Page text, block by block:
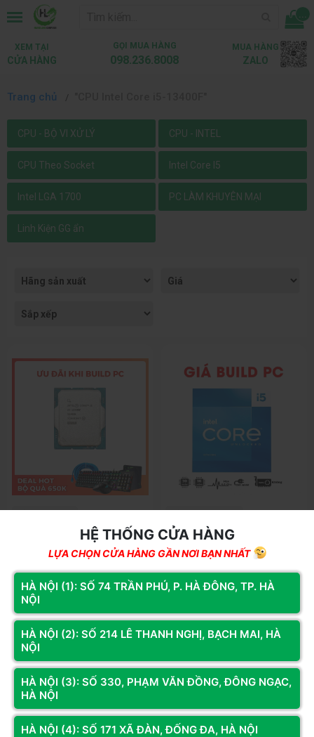
...
XEM TẠI
CỬA HÀNG
GỌI MUA HÀNG
098.236.8008
MUA HÀNG
ZALO
Trang chủ
CPU - BỘ VI XỬ LÝ CPU - INTEL
CPU Theo Socket Intel Core I5
Intel LGA 1700 PC LÀM KHUYÊN MẠI
Linh Kiện GG ẩn
Cpu Intel Core I5-13400F TRAY
(Up To 4.60GHz, 10 Nhân 16
Luồng, 20 MB Cache, LGA 1700)
3.790.000đ
Cpu Intel Core I5-13400F TRAY
(Up To 4.60GHz, 10 Nhân 16
Luồng, 20 MB Cache, LGA 1700)
3.390.000đ
Thêm vào giỏ
HỆ THỐNG CỬA HÀNG
LỰA CHỌN CỬA HÀNG GẦN NƠI BẠN NHẤT
HÀ NỘI (1): SỐ 74 TRẦN PHÚ, P. HÀ ĐÔNG, TP. HÀ
NỘI
HÀ NỘI (2): SỐ 214 LÊ THANH NGHỊ, BẠCH MAI, HÀ
NỘI
HÀ NỘI (3): SỐ 330, PHẠM VĂN ĐỒNG, ĐÔNG NGẠC,
HÀ NỘI
HÀ NỘI (4): SỐ 171 XÃ ĐÀN, ĐỐNG ĐA, HÀ NỘI